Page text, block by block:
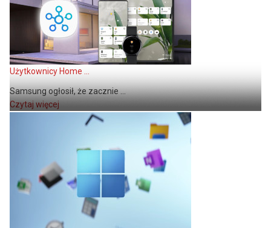
Użytkownicy Home ...
Samsung ogłosił, że zacznie ...
Czytaj więcej